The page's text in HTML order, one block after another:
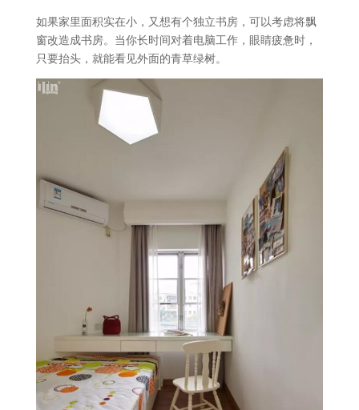
如果家里面积实在小，又想有个独立书房，可以考虑将飘
窗改造成书房。当你长时间对着电脑工作，眼睛疲惫时，
只要抬头，就能看见外面的青草绿树。